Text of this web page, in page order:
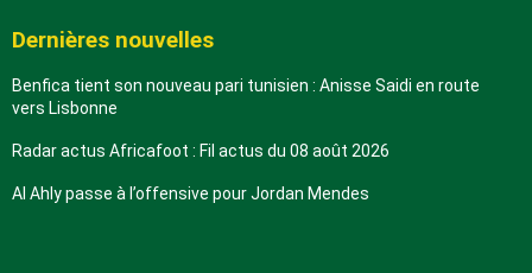
Dernières nouvelles
Benfica tient son nouveau pari tunisien : Anisse Saidi en route
vers Lisbonne
Radar actus Africafoot : Fil actus du 08 août 2026
Al Ahly passe à l’offensive pour Jordan Mendes